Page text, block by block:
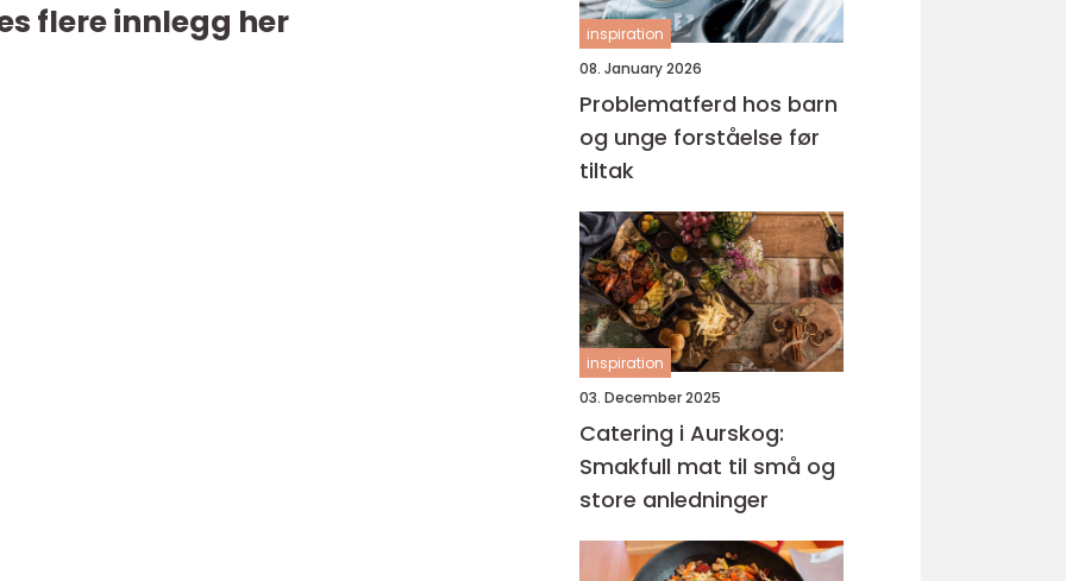
flere innlegg her
inspiration
08. January 2026
Problematferd hos barn
og unge forståelse før
tiltak
inspiration
03. December 2025
Catering i Aurskog:
Smakfull mat til små og
store anledninger